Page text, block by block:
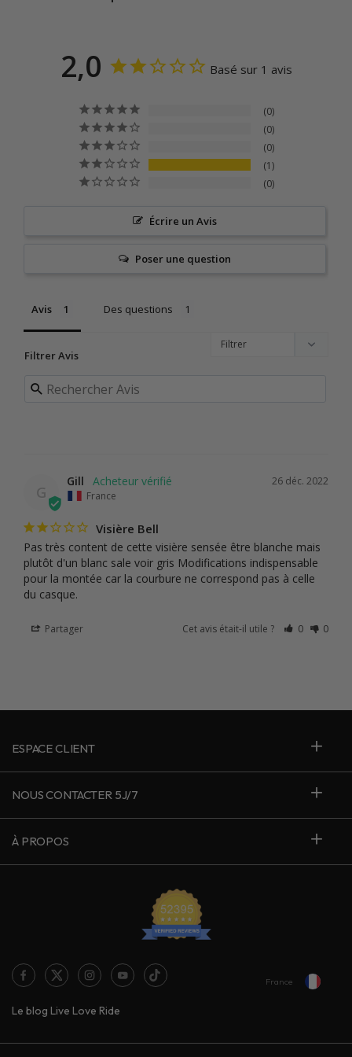
2,0 Basé sur 1 avis
0
0
0
1
0
Écrire un Avis
Poser une question
Avis Des questions
Filtrer Avis
G
26 déc. 2022
Gill
France
Visière Bell
Pas très content de cette visière sensée être blanche mais
plutôt d'un blanc sale voir gris Modifications indispensable
pour la montée car la courbure ne correspond pas à celle
du casque.
Partager Cet avis était-il utile ? 0 0
ESPACE CLIENT
NOUS CONTACTER 5J/7
À PROPOS
Le blog Live Love Ride
France